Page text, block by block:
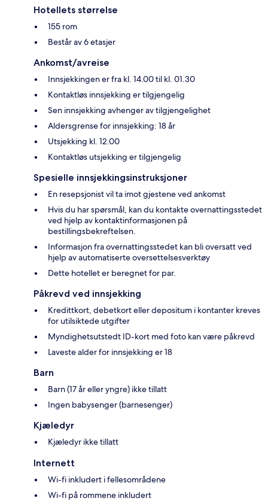
Hotellets størrelse
155 rom
Består av 6 etasjer
Ankomst/avreise
Innsjekkingen er fra kl. 14.00 til kl. 01.30
Kontaktløs innsjekking er tilgjengelig
Sen innsjekking avhenger av tilgjengelighet
Aldersgrense for innsjekking: 18 år
Utsjekking kl. 12.00
Kontaktløs utsjekking er tilgjengelig
Spesielle innsjekkingsinstruksjoner
En resepsjonist vil ta imot gjestene ved ankomst
Hvis du har spørsmål, kan du kontakte overnattingsstedet
ved hjelp av kontaktinformasjonen på
bestillingsbekreftelsen.
Informasjon fra overnattingsstedet kan bli oversatt ved
hjelp av automatiserte oversettelsesverktøy
Dette hotellet er beregnet for par.
Påkrevd ved innsjekking
Kredittkort, debetkort eller depositum i kontanter kreves
for utilsiktede utgifter
Myndighetsutstedt ID-kort med foto kan være påkrevd
Laveste alder for innsjekking er 18
Barn
Barn (17 år eller yngre) ikke tillatt
Ingen babysenger (barnesenger)
Kjæledyr
Kjæledyr ikke tillatt
Internett
Wi-fi inkludert i fellesområdene
Wi-fi på rommene inkludert